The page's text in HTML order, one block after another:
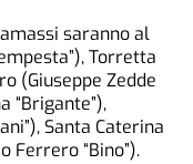
saranno al
Torretta
(Giuseppe Zedde
“Brigante”),
Santa Caterina
Ferrero “Bino”).